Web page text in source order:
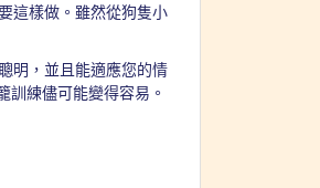
這樣做。雖然從狗隻小
明，並且能適應您的情
練儘可能變得容易。